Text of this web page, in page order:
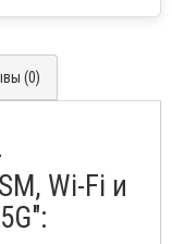
(0)
Wi-Fi и